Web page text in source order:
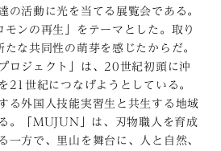
の活動に光を当てる展覧会である。
ンの再生」をテーマとした。取り
たな共同性の萌芽を感じたからだ。
ロジェクト」は、20世紀初頭に沖
21世紀につなげようとしている。
る外国人技能実習生と共生する地域
。「MUJUN」は、刃物職人を育成
一方で、里山を舞台に、人と自然、